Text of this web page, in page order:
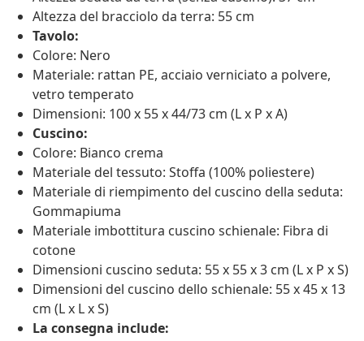
Altezza del bracciolo da terra: 55 cm
Tavolo:
Colore: Nero
Materiale: rattan PE, acciaio verniciato a polvere,
vetro temperato
Dimensioni: 100 x 55 x 44/73 cm (L x P x A)
Cuscino:
Colore: Bianco crema
Materiale del tessuto: Stoffa (100% poliestere)
Materiale di riempimento del cuscino della seduta:
Gommapiuma
Materiale imbottitura cuscino schienale: Fibra di
cotone
Dimensioni cuscino seduta: 55 x 55 x 3 cm (L x P x S)
Dimensioni del cuscino dello schienale: 55 x 45 x 13
cm (L x L x S)
La consegna include: